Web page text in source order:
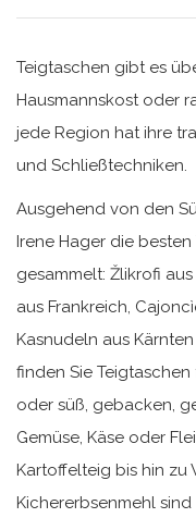
Teigtaschen gibt es
Hausmannskost oder
jede Region hat ihre
und Schließtechniken.
Ausgehend von den
Irene Hager die
gesammelt: Žlikrofi
aus Frankreich,
Kasnudeln aus
finden Sie
oder süß, gebacken,
Gemüse, Käse oder
Kartoffelteig bis hin
Kichererbsenmehl